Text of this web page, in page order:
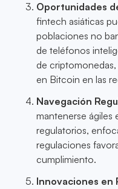
Oportunidades
fintech asiáticas
poblaciones no
de teléfonos
de
en Bitcoin en las
Navegación
mantenerse ágiles
regulatorios,
regulaciones
cumplimiento.
Innovaciones en